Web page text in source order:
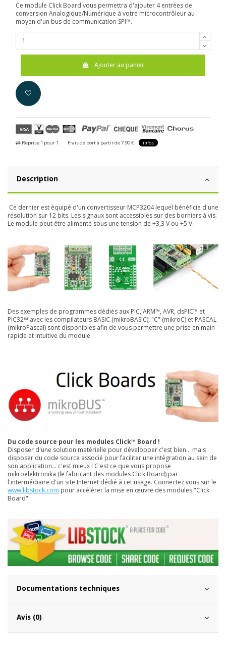
Ce module Click Board vous permettra d'ajouter 4 entrées de
conversion Analogique/Numérique à votre microcontrôleur au
moyen d'un bus de communication SPI™.
Ajouter au panier
Reprise 1 pour 1 Frais de port à partir de 7.90 € infos
Description
Ce dernier est équipé d'un convertisseur MCP3204 lequel bénéficie d'une
résolution sur 12 bits. Les signaux sont accessibles sur des borniers à vis.
Le module peut être alimenté sous une tension de +3,3 V ou +5 V.
Des exemples de programmes dédiés aux PIC, ARM™, AVR, dsPIC™ et
PIC32™ avec les compilateurs BASIC (mikroBASIC), "C" (mikroC) et PASCAL
(mikroPascal) sont disponibles afin de vous permettre une prise en main
rapide et intuitive du module.
Du code source pour les modules Click™ Board !
Disposer d'une solution matérielle pour développer c'est bien... mais
disposer du code source associé pour faciliter une intégration au sein de
son application... c'est mieux ! C'est ce que vous propose
mikroelektronika (le fabricant des modules Click Board) par
l'intermédiaire d'un site Internet dédié à cet usage. Connectez vous sur le
www.libstock.com pour accélérer la mise en œuvre des modules "Click
Board".
Documentations techniques
Avis (0)